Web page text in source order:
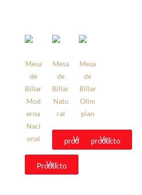
Mesa
de
Billar
Mod
erna
Naci
onal
Ver
Producto
Mesa
de
Billar
Natu
ral
Ver
producto
Mesa
de
Billar
Olim
pian
Ver
producto